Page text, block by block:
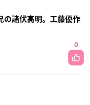
の諸伏高明。工藤優作
0